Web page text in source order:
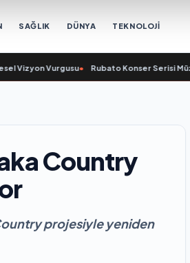
SAĞLIK DÜNYA TEKNOLOJİ
Vurgusu• Rubato Konser Serisi
Country
projesiyle yeniden